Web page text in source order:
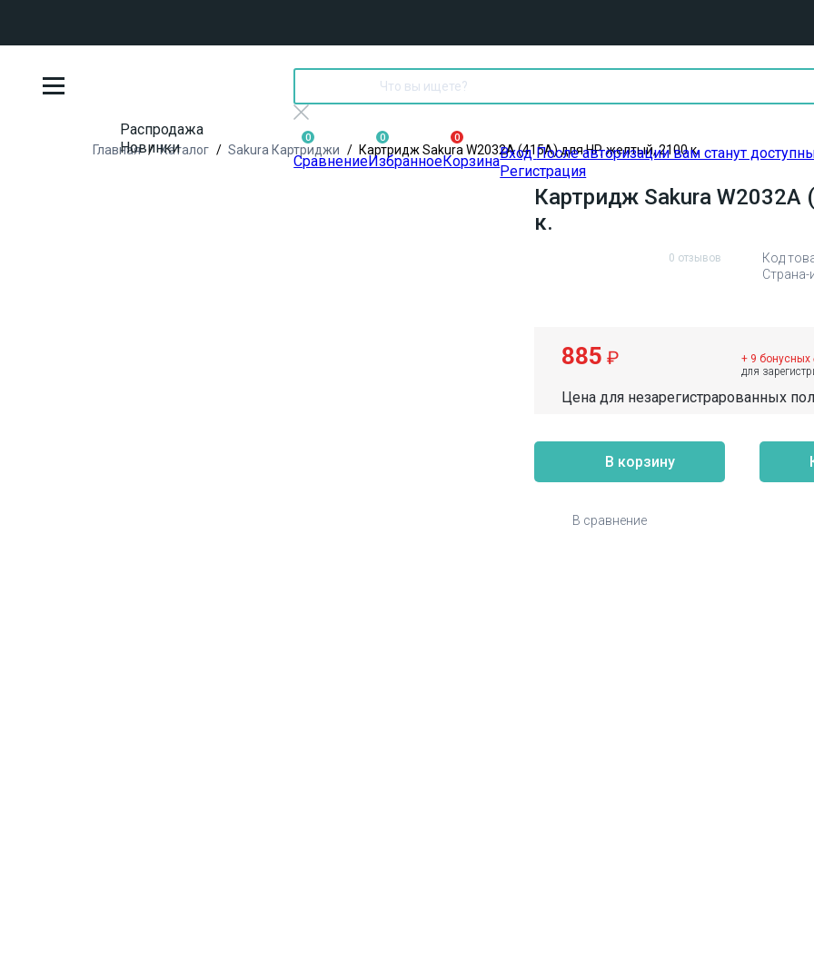
Распродажа
Новинки
0
Сравнение
0
Избранное
0
КорзинаВходПосле авторизации вам станут
Регистрация
Главная Каталог Sakura Картриджи Картридж Sakura W2032A (415A) для HP, желтый, 2100 к.
Картридж Sakura
к.
0 отзывов
Код
Страна-
885 ₽
+ 9 бонусных
для
Цена для незарегистрарованных
В корзину
В сравнение